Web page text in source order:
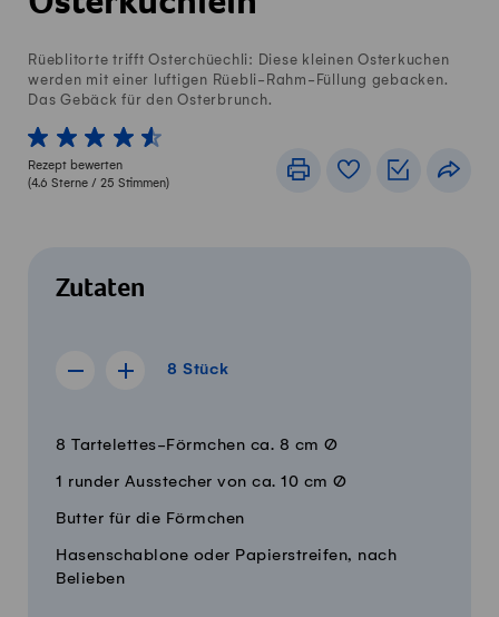
Rüeblitorte trifft Osterchüechli: Diese kleinen Osterkuchen
werden mit einer luftigen Rüebli-Rahm-Füllung gebacken.
Das Gebäck für den Osterbrunch.
1 von 5 Sterne
2 von 5 Sterne
3 von 5 Sterne
4 von 5 Sterne
5 von 5 Sterne
Rezept bewerten
(4.6 Sterne / 25 Stimmen)
DruckenRezeptbuch
Zutaten
Rezept für 7 Stück anzeigen
Rezept für 9 Stück anzeigen
8 Stück
MengeZutaten
8 Tartelettes-Förmchen ca. 8 cm Ø
1 runder Ausstecher von ca. 10 cm Ø
Butter für die Förmchen
Hasenschablone oder Papierstreifen, nach
Belieben